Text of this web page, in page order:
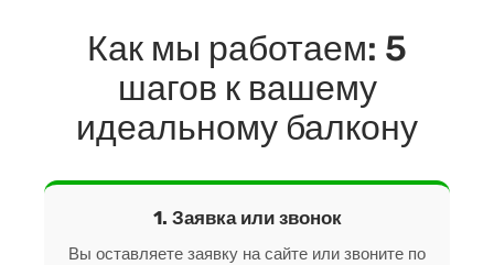
Как мы работаем: 5
шагов к вашему
идеальному балкону
1. Заявка или звонок
Вы оставляете заявку на сайте или звоните по